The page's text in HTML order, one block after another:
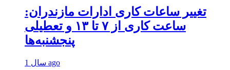
تغییر ساعات کاری ادارات مازندران:
ساعت کاری از ۷ تا ۱۳ و تعطیلی
پنجشنبه‌ها
1 سال ago